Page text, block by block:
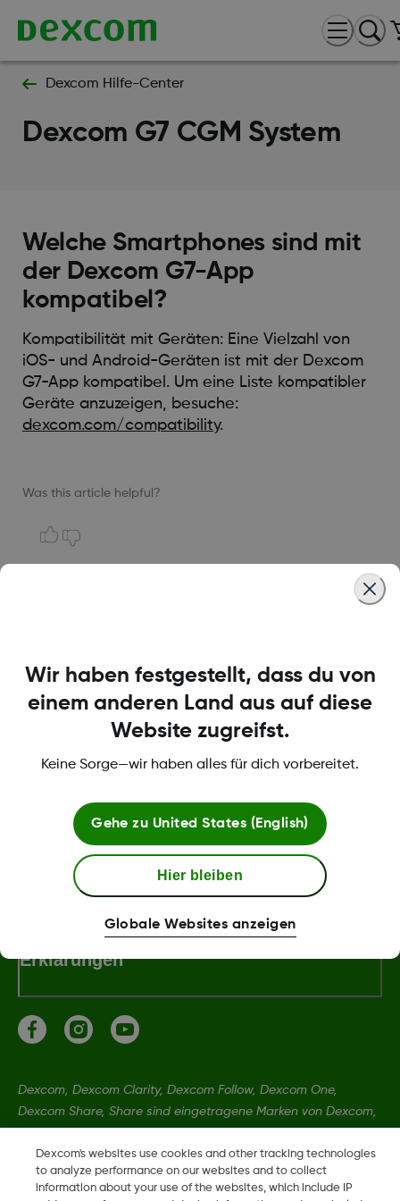
Dexcom Hilfe-Center
Dexcom G7 CGM System
Welche Smartphones sind mit
der Dexcom G7-App
kompatibel?
Kompatibilität mit Geräten: Eine Vielzahl von
iOS- und Android-Geräten ist mit der Dexcom
G7-App kompatibel. Um eine Liste kompatibler
Geräte anzuzeigen, besuche:
dexcom.com/compatibility.
Was this article helpful?
Über Dexcom
Dexcom Webshop Bedingungen
Erklärungen
Dexcom, Dexcom Clarity, Dexcom Follow, Dexcom One,
Dexcom Share, Share sind eingetragene Marken von Dexcom,
eingetragen.
Dexcom's websites use cookies and other tracking technologies
to analyze performance on our websites and to collect
information about your use of the websites, which include IP
Wir haben festgestellt, dass du von
einem anderen Land aus auf diese
Website zugreifst.
Keine Sorge—wir haben alles für dich vorbereitet.
Gehe zu United States (English)
Hier bleiben
Globale Websites anzeigen